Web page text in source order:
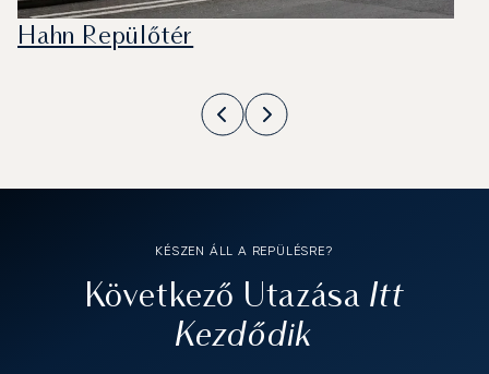
Hahn Repülőtér
KÉSZEN ÁLL A REPÜLÉSRE?
Következő Utazása Itt
Kezdődik